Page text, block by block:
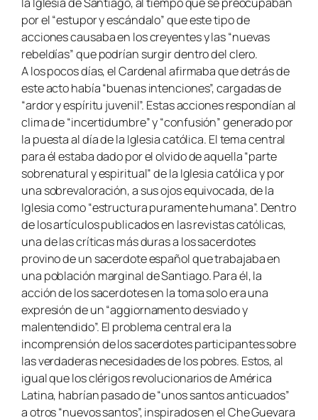
por el “estupor y escándalo” que este tipo de
acciones causaba en los creyentes y las “nuevas
rebeldías” que podrían surgir dentro del clero.
A los pocos días, el Cardenal afirmaba que detrás de
este acto había “buenas intenciones”, cargadas de
“ardor y espíritu juvenil”. Estas acciones respondían al
clima de “incertidumbre” y “confusión” generado por
la puesta al día de la Iglesia católica. El tema central
para él estaba dado por el olvido de aquella “parte
sobrenatural y espiritual” de la Iglesia católica y por
una sobrevaloración, a sus ojos equivocada, de la
Iglesia como “estructura puramente humana”. Dentro
de los artículos publicados en las revistas católicas,
una de las críticas más duras a los sacerdotes
provino de un sacerdote español que trabajaba en
una población marginal de Santiago. Para él, la
acción de los sacerdotes en la toma solo era una
expresión de un “aggiornamento desviado y
malentendido”. El problema central era la
incomprensión de los sacerdotes participantes sobre
las verdaderas necesidades de los pobres. Estos, al
igual que los clérigos revolucionarios de América
Latina, habrían pasado de “unos santos anticuados”
a otros “nuevos santos”, inspirados en el Che Guevara